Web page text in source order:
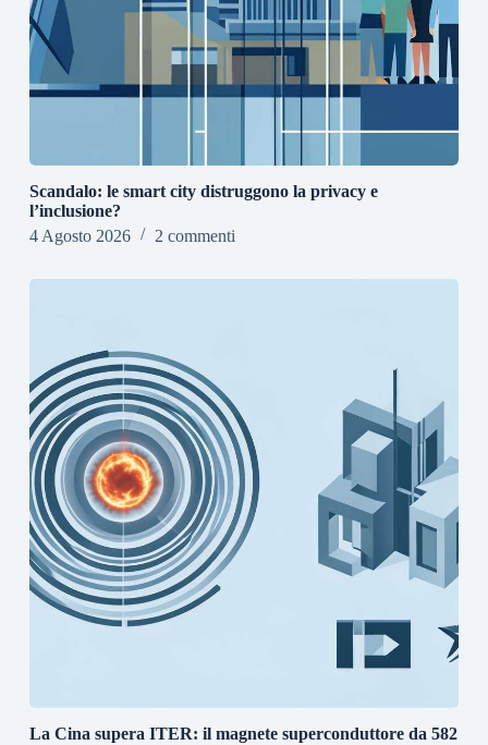
Scandalo: le smart city distruggono la privacy e
l’inclusione?
4 Agosto 2026
2 commenti
La Cina supera ITER: il magnete superconduttore da 582